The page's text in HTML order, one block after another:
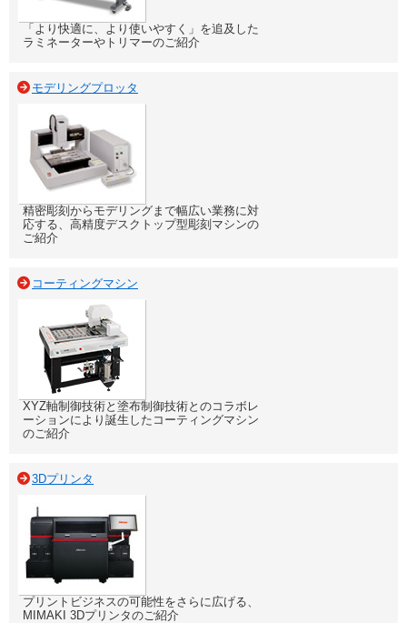
「より快適に、より使いやすく」を追及した
ラミネーターやトリマーのご紹介
モデリングプロッタ
精密彫刻からモデリングまで幅広い業務に対
応する、高精度デスクトップ型彫刻マシンの
ご紹介
コーティングマシン
XYZ軸制御技術と塗布制御技術とのコラボレ
ーションにより誕生したコーティングマシン
のご紹介
3Dプリンタ
プリントビジネスの可能性をさらに広げる、
MIMAKI 3Dプリンタのご紹介